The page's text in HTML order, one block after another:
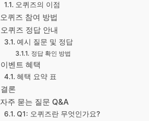
오퀴즈의 이점
오퀴즈 참여 방법
오퀴즈 정답 안내
예시 질문 및 정답
정답 확인 방법
이벤트 혜택
혜택 요약 표
결론
자주 묻는 질문 Q&A
Q1: 오퀴즈란 무엇인가요?